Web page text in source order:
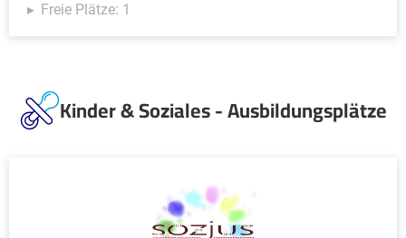
Freie Plätze: 1
Kinder & Soziales - Ausbildungsplätze